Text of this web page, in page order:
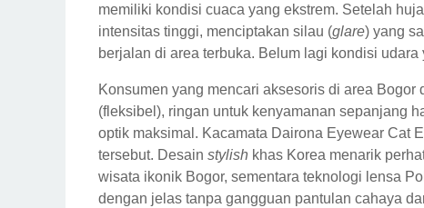
memiliki kondisi cuaca yang ekstrem. Setelah
intensitas tinggi, menciptakan silau (glare) yang
berjalan di area terbuka. Belum lagi kondisi
Konsumen yang mencari aksesoris di area
(fleksibel), ringan untuk kenyamanan sepanjang
optik maksimal. Kacamata Dairona Eyewear Cat
tersebut. Desain stylish khas Korea menarik
wisata ikonik Bogor, sementara teknologi lensa
dengan jelas tanpa gangguan pantulan cahaya